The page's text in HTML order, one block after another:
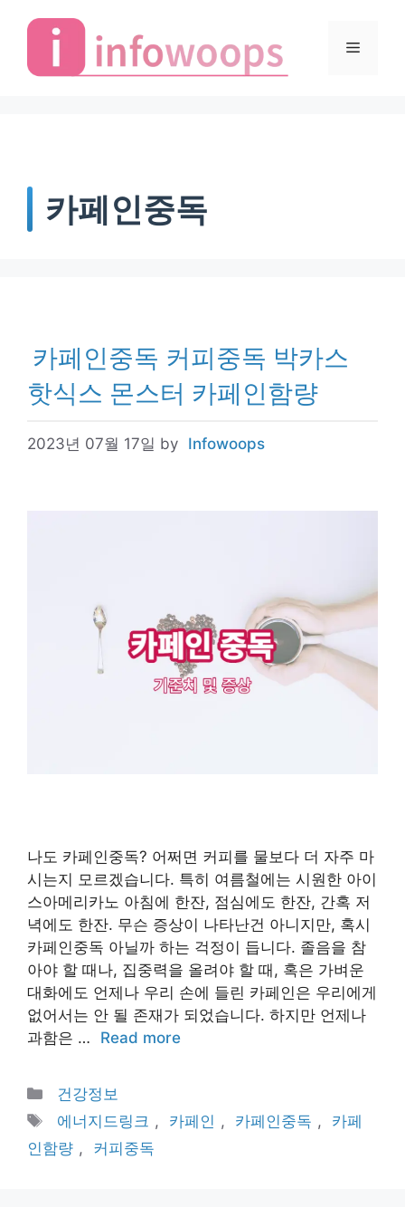
Menu
카페인중독
카페인중독 커피중독 박카스
핫식스 몬스터 카페인함량
2023년 07월 17일 by Infowoops
나도 카페인중독? 어쩌면 커피를 물보다 더 자주 마
시는지 모르겠습니다. 특히 여름철에는 시원한 아이
스아메리카노 아침에 한잔, 점심에도 한잔, 간혹 저
녁에도 한잔. 무슨 증상이 나타난건 아니지만, 혹시
카페인중독 아닐까 하는 걱정이 듭니다. 졸음을 참
아야 할 때나, 집중력을 올려야 할 때, 혹은 가벼운
대화에도 언제나 우리 손에 들린 카페인은 우리에게
없어서는 안 될 존재가 되었습니다. 하지만 언제나
과함은 …
Read more
Categories
건강정보
Tags
에너지드링크 , 카페인 , 카페인중독 ,
카페
인함량 , 커피중독